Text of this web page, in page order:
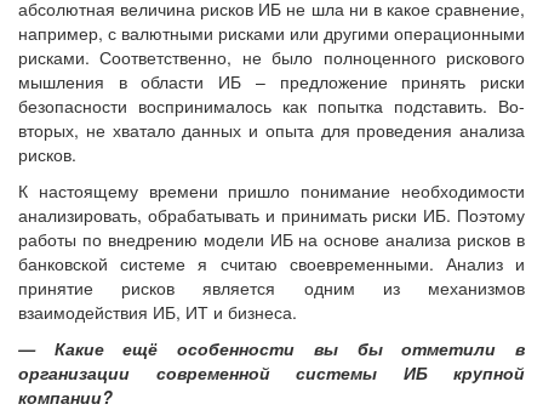
абсолютная величина рисков ИБ не шла ни в какое сравнение,
например, с валютными рисками или другими операционными
рисками. Соответственно, не было полноценного рискового
мышления в области ИБ – предложение принять риски
безопасности воспринималось как попытка подставить. Во-
вторых, не хватало данных и опыта для проведения анализа
рисков.
К настоящему времени пришло понимание необходимости
анализировать, обрабатывать и принимать риски ИБ. Поэтому
работы по внедрению модели ИБ на основе анализа рисков в
банковской системе я считаю своевременными. Анализ и
принятие рисков является одним из механизмов
взаимодействия ИБ, ИТ и бизнеса.
— Какие ещё особенности вы бы отметили в
организации современной системы ИБ крупной
компании?